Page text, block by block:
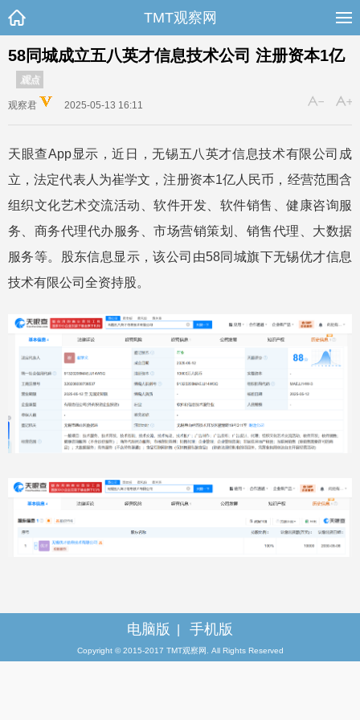
TMT观察网
58同城成立五八英才信息技术公司 注册资本1亿
观点
观察君 2025-05-13 16:11
天眼查App显示，近日，无锡五八英才信息技术有限公司成
立，法定代表人为崔学文，注册资本1亿人民币，经营范围含
组织文化艺术交流活动、软件开发、软件销售、健康咨询服
务、商务代理代办服务、市场营销策划、销售代理、大数据
服务等。股东信息显示，该公司由58同城旗下无锡优才信息
技术有限公司全资持股。
电脑版 手机版
Copyright © 2015-2017 TMT观察网. All Rights Reserved